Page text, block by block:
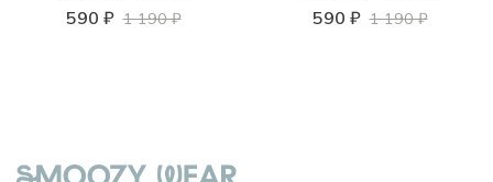
590 ₽ 1 190 ₽ 590 ₽ 1 190 ₽